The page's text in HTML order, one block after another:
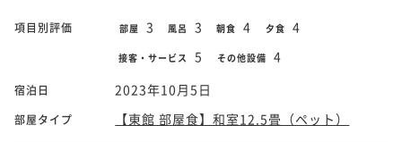
項目別評価 部屋 3 風呂 3 朝食 4 夕食 4
接客・サービス 5 その他設備 4
宿泊日 2023年10月5日
部屋タイプ 【東館 部屋食】和室12.5畳（ペット）